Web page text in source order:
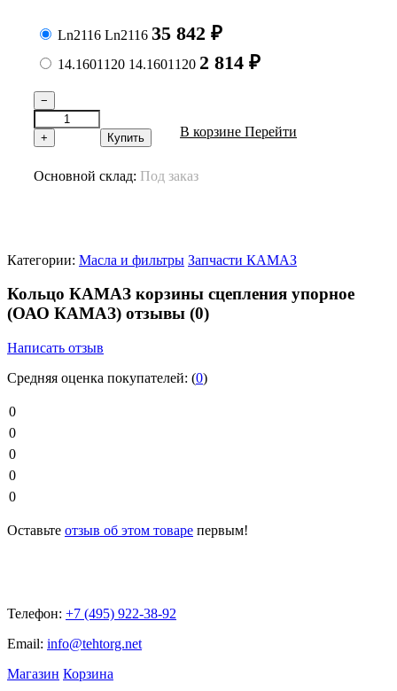
Ln2116 Ln2116 35 842 ₽
14.1601120 14.1601120 2 814 ₽
−
+ Купить В корзине Перейти
Основной склад: Под заказ
Категории: Масла и фильтры Запчасти КАМАЗ
Кольцо КАМАЗ корзины сцепления упорное
(ОАО КАМАЗ) отзывы (0)
Написать отзыв
Средняя оценка покупателей: (0)
0
0
0
0
0
Оставьте отзыв об этом товаре первым!
Телефон: +7 (495) 922-38-92
Email: info@tehtorg.net
Магазин Корзина